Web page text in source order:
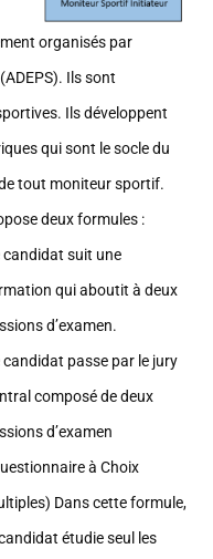
organisés par
Ils sont
Ils développent
qui sont le socle du
tout moniteur sportif.
deux formules :
candidat suit une
qui aboutit à deux
d’examen.
candidat passe par le jury
composé de deux
d’examen
à Choix
Dans cette formule,
étudie seul les